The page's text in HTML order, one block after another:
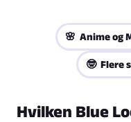
🌸 Anime og
🤓 Flere
Hvilken Blue